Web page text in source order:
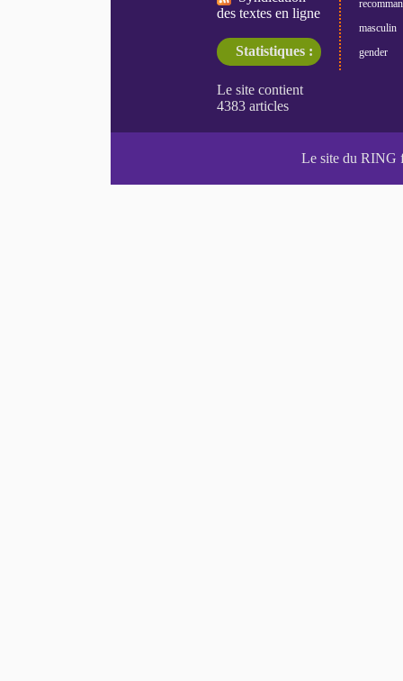
des textes en ligne
Statistiques :
masculin
gender
Le site du RING